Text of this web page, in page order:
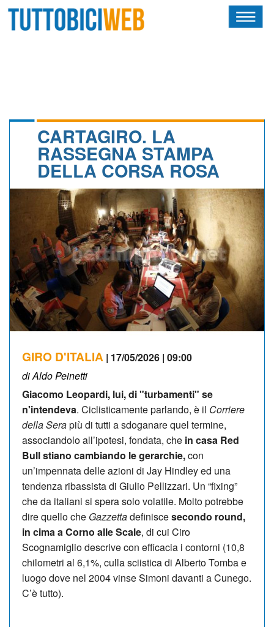
CALENDARIO
ALBI D'ORO
NEWSLETTER
CARTAGIRO. LA
RASSEGNA STAMPA
DELLA CORSA ROSA
GIRO D'ITALIA | 17/05/2026 | 09:00
di Aldo Peinetti
Giacomo Leopardi, lui, di "turbamenti" se
n'intendeva. Ciclisticamente parlando, è il Corriere
della Serapiù di tutti a sdoganare quel termine,
associandolo all’ipotesi, fondata, che in casa Red
Bull stiano cambiando le gerarchie,con
un’impennata delle azioni di Jay Hindley ed una
tendenza ribassista di Giulio Pellizzari. Un “fixing”
che da italiani si spera solo volatile. Molto potrebbe
dire quello che Gazzettadefiniscesecondo round,
in cima a Corno alle Scale, di cui Ciro
Scognamiglio descrive con efficacia i contorni (10,8
chilometri al 6,1%, culla sciistica di Alberto Tomba e
luogo dove nel 2004 vinse Simoni davanti a Cunego.
C’è tutto).